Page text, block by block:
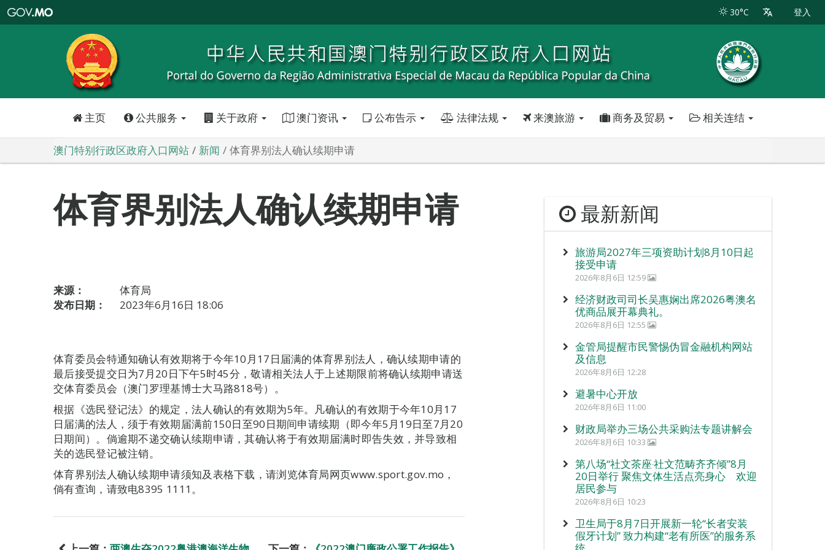
特
政
区
政
口
30°C 登入
主页 公共服务 关于政府 澳门资讯 公布告示 法律法规 来澳旅游 商务及贸易 相关连结
澳门特别行政区政府入口网站 新闻 体育界别法人确认续期申请
体育界别法人确认续期申请
来源：
体育局
发布日期：
2023年6月16日 18:06
体育委员会特通知确认有效期将于今年10月17日届满的体育界别法人，确认续期申请的
最后接受提交日为7月20日下午5时45分，敬请相关法人于上述期限前将确认续期申请送
交体育委员会（澳门罗理基博士大马路818号）。
根据《选民登记法》的规定，法人确认的有效期为5年。凡确认的有效期于今年10月17
日届满的法人，须于有效期届满前150日至90日期间申请续期（即今年5月19日至7月20
日期间）。倘逾期不递交确认续期申请，其确认将于有效期届满时即告失效，并导致相
关的选民登记被注销。
体育界别法人确认续期申请须知及表格下载，请浏览体育局网页www.sport.gov.mo，
倘有查询，请致电8395 1111。
最新新闻
旅游局2027年三项资助计划8月10日起
接受申请
2026年8月6日 12:59
经济财政司司长吴惠娴出席2026粤澳名
优商品展开幕典礼。
2026年8月6日 12:55
金管局提醒市民警惕伪冒金融机构网站
及信息
2026年8月6日 12:28
避暑中心开放
2026年8月6日 11:00
财政局举办三场公共采购法专题讲解会
2026年8月6日 10:33
第八场“社文茶座‧社文范畴齐齐倾”8月
20日举行 聚焦文体生活点亮身心 欢迎
居民参与
2026年8月6日 10:23
卫生局于8月7日开展新一轮“长者安装
假牙计划” 致力构建“老有所医”的服务系